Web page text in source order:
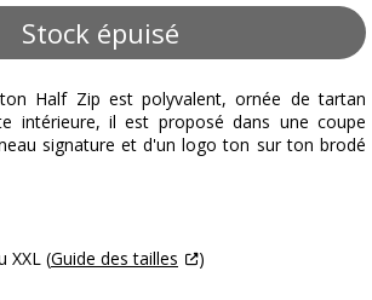
Stock épuisé
Half Zip est polyvalent, ornée de tartan
intérieure, il est proposé dans une coupe
signature et d'un logo ton sur ton brodé
XXL (Guide des tailles )